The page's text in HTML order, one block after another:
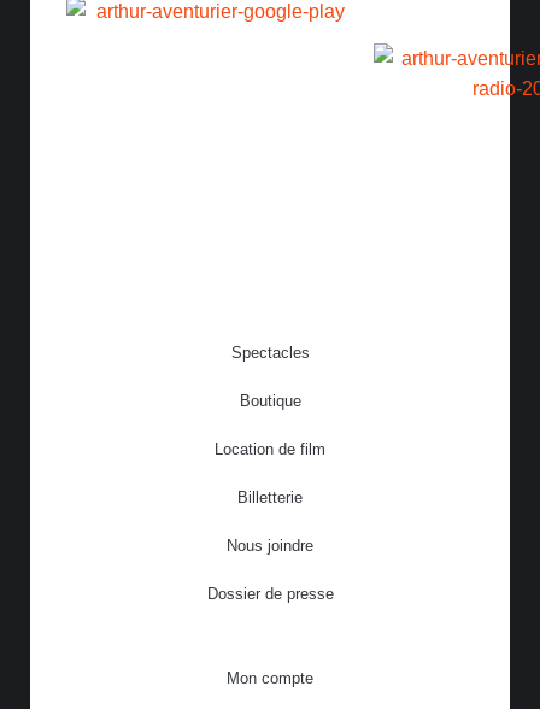
Spectacles
Boutique
Location de film
Billetterie
Nous joindre
Dossier de presse
Mon compte